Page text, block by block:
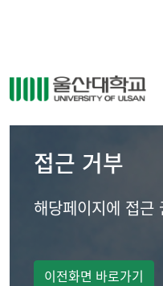
접근 거부
해당페이지에 접근
이전화면 바로가기